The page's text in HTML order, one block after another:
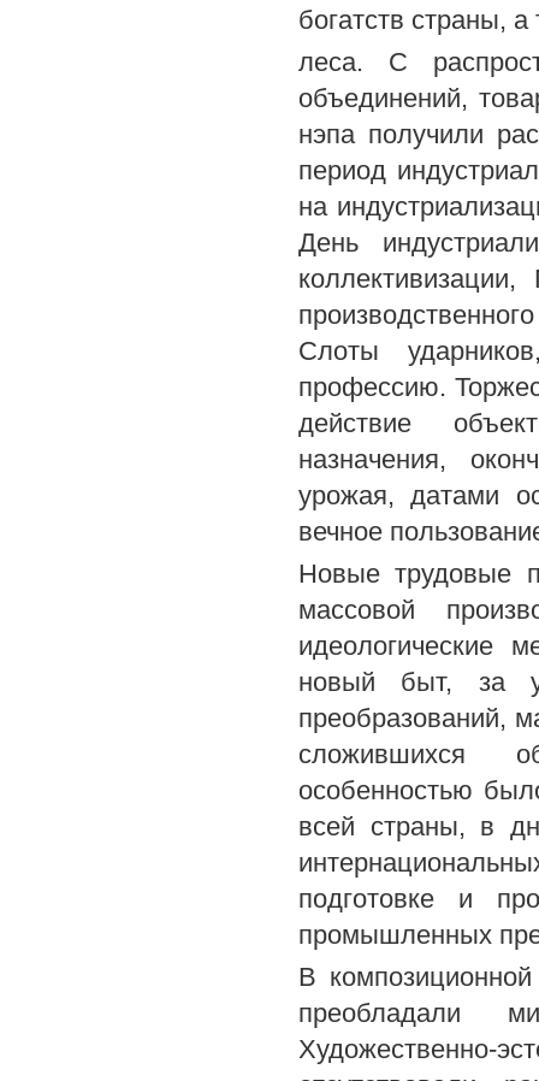
богатств страны,
леса. С
объединений,
нэпа получили
период
на
День
Слоты
профессию.
действие
назначения,
урожая, датами
вечное
Новые трудовые
массовой
идеологические
новый быт, за
преобразований,
сложившихся
особенностью
всей страны, в
подготовке и
промышленных
В
преобладали
Художественно-